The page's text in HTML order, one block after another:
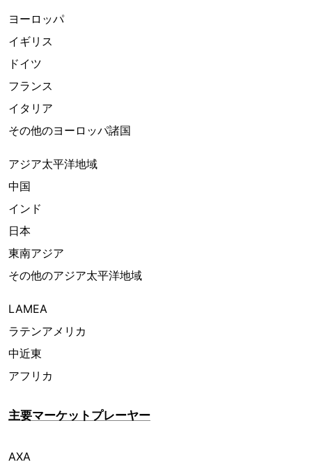
ヨーロッパ
イギリス
ドイツ
フランス
イタリア
その他のヨーロッパ諸国
アジア太平洋地域
中国
インド
日本
東南アジア
その他のアジア太平洋地域
LAMEA
ラテンアメリカ
中近東
アフリカ
主要マーケットプレーヤー
AXA